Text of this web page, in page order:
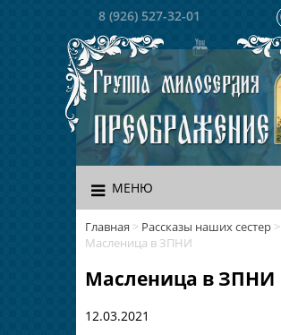
8 (926) 527-32-01
МЕНЮ
Главная > Рассказы наших сестер >
Масленица в ЗПНИ
Масленица в ЗПНИ
12.03.2021